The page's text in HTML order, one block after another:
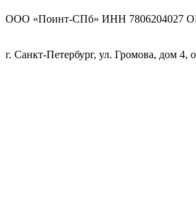
ООО «Поинт-СПб» ИНН 7806204027
г. Санкт-Петербург, ул. Громова, дом 4,